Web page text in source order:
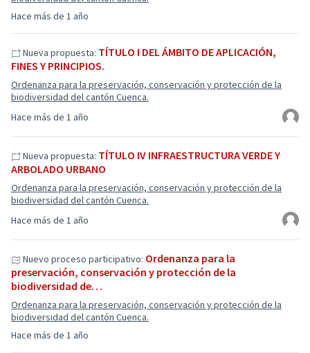
Hace más de 1 año
Hace más de 1 año
Nueva propuesta: TÍTULO I DEL ÁMBITO DE APLICACIÓN,
FINES Y PRINCIPIOS.
Ordenanza para la preservación, conservación y protección de la
biodiversidad del cantón Cuenca.
Hace más de 1 año
Nueva propuesta: TÍTULO IV INFRAESTRUCTURA VERDE Y
ARBOLADO URBANO
Ordenanza para la preservación, conservación y protección de la
biodiversidad del cantón Cuenca.
Hace más de 1 año
Nuevo proceso participativo: Ordenanza para la
preservación, conservación y protección de la
biodiversidad de…
Ordenanza para la preservación, conservación y protección de la
biodiversidad del cantón Cuenca.